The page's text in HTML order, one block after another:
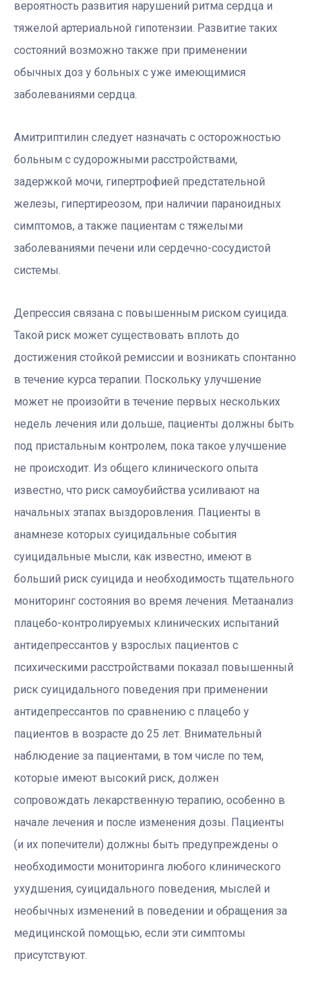
вероятность развития нарушений ритма сердца и
тяжелой артериальной гипотензии. Развитие таких
состояний возможно также при применении
обычных доз у больных с уже имеющимися
заболеваниями сердца.
Амитриптилин следует назначать с осторожностью
больным с судорожными расстройствами,
задержкой мочи, гипертрофией предстательной
железы, гипертиреозом, при наличии параноидных
симптомов, а также пациентам с тяжелыми
заболеваниями печени или сердечно-сосудистой
системы.
Депрессия связана с повышенным риском суицида.
Такой риск может существовать вплоть до
достижения стойкой ремиссии и возникать спонтанно
в течение курса терапии. Поскольку улучшение
может не произойти в течение первых нескольких
недель лечения или дольше, пациенты должны быть
под пристальным контролем, пока такое улучшение
не происходит. Из общего клинического опыта
известно, что риск самоубийства усиливают на
начальных этапах выздоровления. Пациенты в
анамнезе которых суицидальные события
суицидальные мысли, как известно, имеют в
больший риск суицида и необходимость тщательного
мониторинг состояния во время лечения. Метаанализ
плацебо-контролируемых клинических испытаний
антидепрессантов у взрослых пациентов с
психическими расстройствами показал повышенный
риск суицидального поведения при применении
антидепрессантов по сравнению с плацебо у
пациентов в возрасте до 25 лет. Внимательный
наблюдение за пациентами, в том числе по тем,
которые имеют высокий риск, должен
сопровождать лекарственную терапию, особенно в
начале лечения и после изменения дозы. Пациенты
(и их попечители) должны быть предупреждены о
необходимости мониторинга любого клинического
ухудшения, суицидального поведения, мыслей и
необычных изменений в поведении и обращения за
медицинской помощью, если эти симптомы
присутствуют.